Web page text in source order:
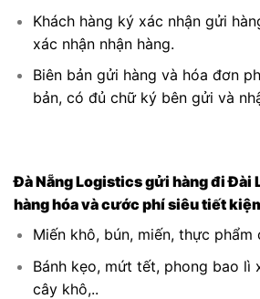
Khách hàng ký xác nhận gửi
xác nhận nhận hàng.
Biên bản gửi hàng và hóa đơn
bản, có đủ chữ ký bên gửi và
Đà Nẵng Logistics gửi hàng đi Đài
hàng hóa và cước phí siêu tiết
Miến khô, bún, miến, thực phẩm
Bánh kẹo, mứt tết, phong bao lì
cây khô,..